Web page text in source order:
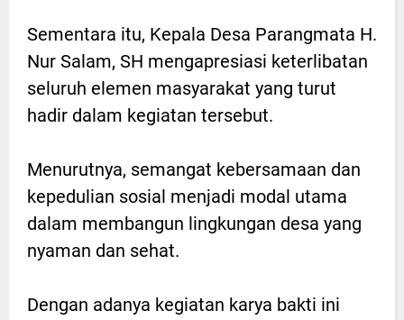
Sementara itu, Kepala Desa Parangmata H.
Nur Salam, SH mengapresiasi keterlibatan
seluruh elemen masyarakat yang turut
hadir dalam kegiatan tersebut.
Menurutnya, semangat kebersamaan dan
kepedulian sosial menjadi modal utama
dalam membangun lingkungan desa yang
nyaman dan sehat.
Dengan adanya kegiatan karya bakti ini